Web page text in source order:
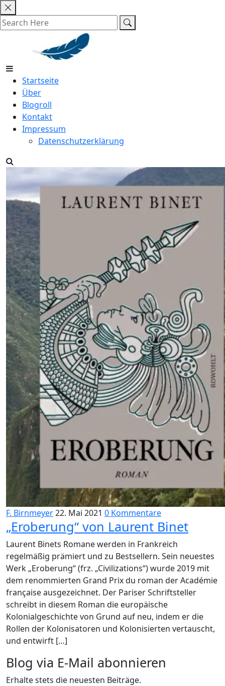
Skip
to
content
Startseite
Über
Blogroll
Kontakt
Impressum
Datenschutzerklärung
F. Birnmeyer22. Mai 2021 0 Kommentare
„Eroberung“ von Laurent Binet
Laurent Binets Romane werden in Frankreich
regelmäßig prämiert und zu Bestsellern. Sein neuestes
Werk „Eroberung“ (frz. „Civilizations“) wurde 2019 mit
dem renommierten Grand Prix du roman der Académie
française ausgezeichnet. Der Pariser Schriftsteller
schreibt in diesem Roman die europäische
Kolonialgeschichte von Grund auf neu, indem er die
Rollen der Kolonisatoren und Kolonisierten vertauscht,
und entwirft […]
Blog via E-Mail abonnieren
Erhalte stets die neuesten Beiträge.